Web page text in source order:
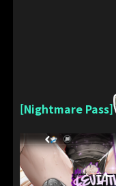
[Nightmare Pass]